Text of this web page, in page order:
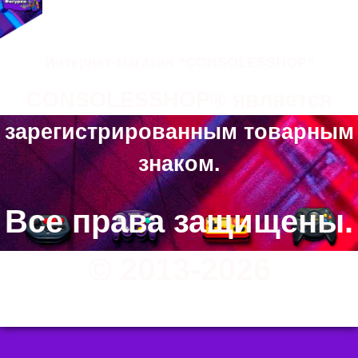
зарегистрированным товарным
знаком.
Все права защищены.